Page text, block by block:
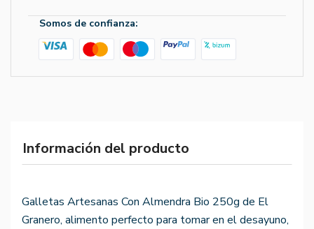
Somos de confianza:
Información del producto
Galletas Artesanas Con Almendra Bio 250g de El
Granero, alimento perfecto para tomar en el desayuno,